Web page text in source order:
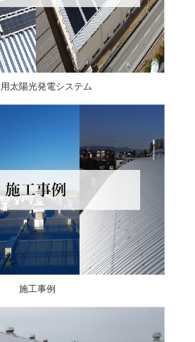
太陽光発電システム
施工事例